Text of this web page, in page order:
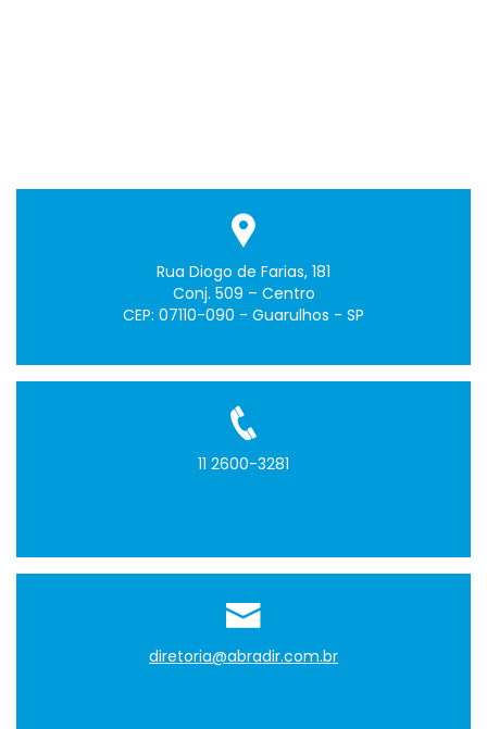
Rua Diogo de Farias, 181
Conj. 509 – Centro
CEP: 07110-090 - Guarulhos - SP
11 2600-3281
diretoria@abradir.com.br